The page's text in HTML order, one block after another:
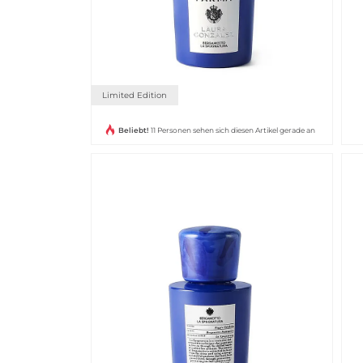
Limited Edition
Beliebt! 11 Personen sehen sich diesen Artikel gerade an